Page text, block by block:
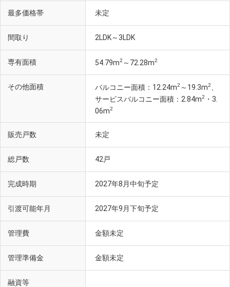
川口市立鳩ヶ谷中学校（徒歩10分・約790m）
最多価格帯 未定
間取り 2LDK～3LDK
専有面積 54.79m2 ～72.28m2
その他面積 バルコニー面積：12.24m2 ～19.3m2
サービスバルコニー面積：2.84m2
・3.
06m2
販売戸数 未定
総戸数 42戸
完成時期 2027年8月中旬予定
引渡可能年月 2027年9月下旬予定
管理費 金額未定
管理準備金 金額未定
融資等